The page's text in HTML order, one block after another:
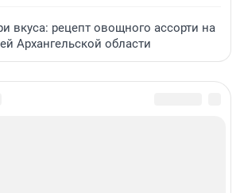
вкуса: рецепт овощного ассорти на
Архангельской области